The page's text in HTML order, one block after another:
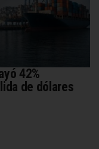
42%
de dólares